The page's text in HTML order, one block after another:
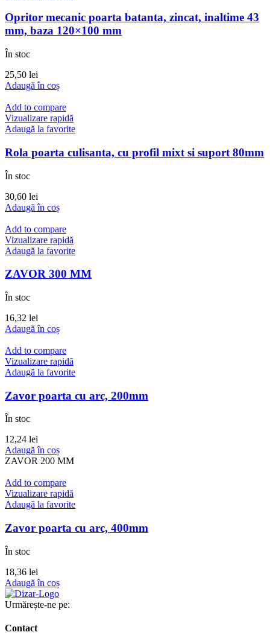
Opritor mecanic poarta batanta, zincat, inaltime 43
mm, baza 120×100 mm
În stoc
25,50 lei
Adaugă în coș
Add to compare
Vizualizare rapidă
Adaugă la favorite
Rola poarta culisanta, cu profil mixt si suport 80mm
În stoc
30,60 lei
Adaugă în coș
Add to compare
Vizualizare rapidă
Adaugă la favorite
ZAVOR 300 MM
În stoc
16,32 lei
Adaugă în coș
Add to compare
Vizualizare rapidă
Adaugă la favorite
Zavor poarta cu arc, 200mm
În stoc
12,24 lei
Adaugă în coș
ZAVOR 200 MM
Add to compare
Vizualizare rapidă
Adaugă la favorite
Zavor poarta cu arc, 400mm
În stoc
18,36 lei
Adaugă în coș
Urmărește-ne pe:
Contact